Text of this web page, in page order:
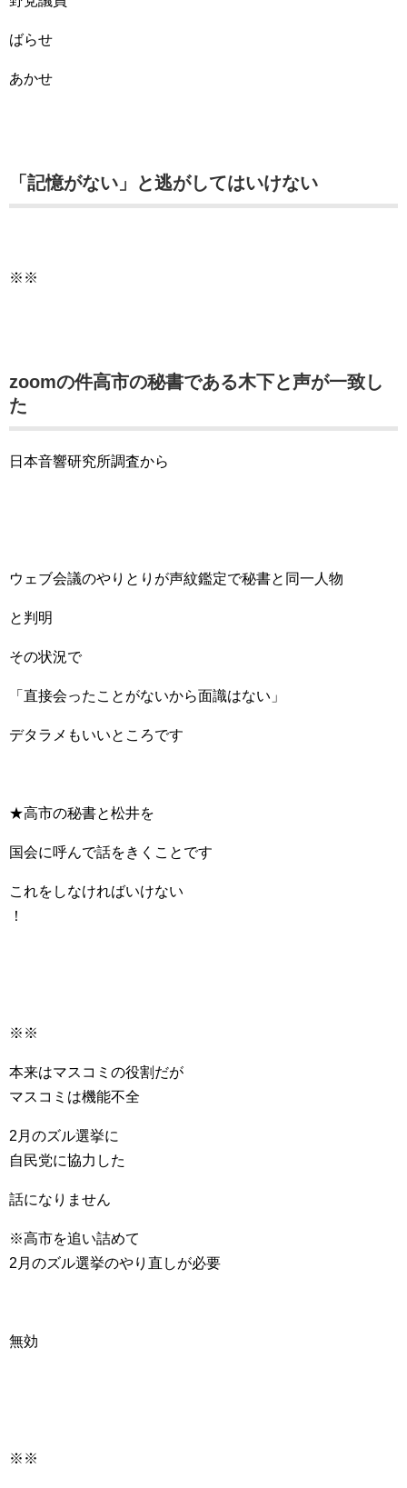
ばらせ
あかせ
「記憶がない」と逃がしてはいけない
※※
zoomの件高市の秘書である木下と声が一致し
た
日本音響研究所調査から
ウェブ会議のやりとりが声紋鑑定で秘書と同一人物
と判明
その状況で
「直接会ったことがないから面識はない」
デタラメもいいところです
★高市の秘書と松井を
国会に呼んで話をきくことです
これをしなければいけない
！
※※
本来はマスコミの役割だが
マスコミは機能不全
2月のズル選挙に
自民党に協力した
話になりません
※高市を追い詰めて
2月のズル選挙のやり直しが必要
無効
※※